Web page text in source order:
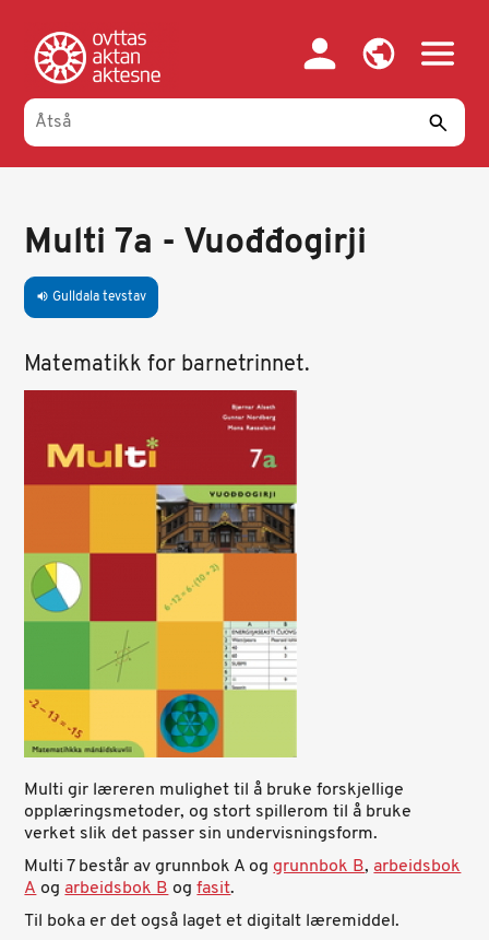
oajvve-
sisadnuj
Multi 7a - Vuođđogirji
volume_up Gulldala tevstav
Matematikk for barnetrinnet.
Multi gir læreren mulighet til å bruke forskjellige
opplæringsmetoder, og stort spillerom til å bruke
verket slik det passer sin undervisningsform.
Multi 7 består av grunnbok A oggrunnbok B,arbeidsbok
Aogarbeidsbok Bogfasit.
Til boka er det også laget et digitalt læremiddel.